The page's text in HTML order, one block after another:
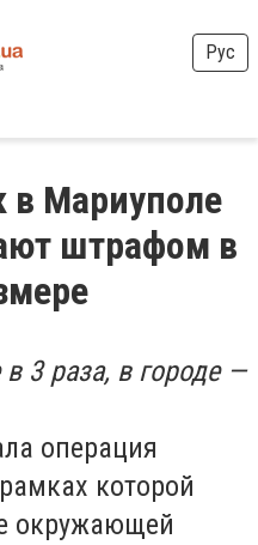
Рус
в Мариуполе
штрафом в
3 раза, в городе —
операция
которой
окружающей